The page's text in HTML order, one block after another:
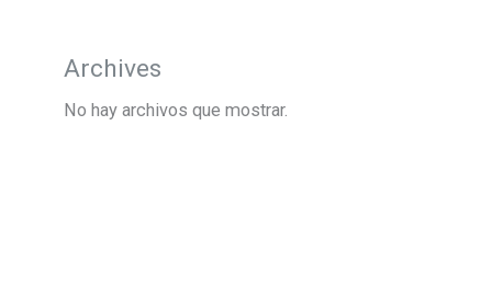
Archives
No hay archivos que mostrar.